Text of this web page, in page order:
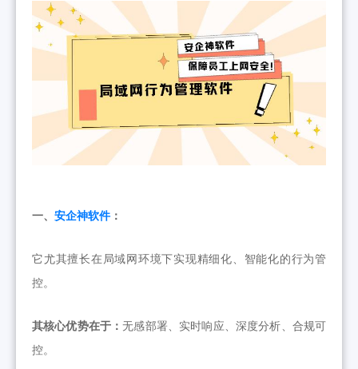
一、 安企神软件：
它尤其擅长在局域网环境下实现精细化、智能化的行为管
控。
其核心优势在于：无感部署、实时响应、深度分析、合规可
控。